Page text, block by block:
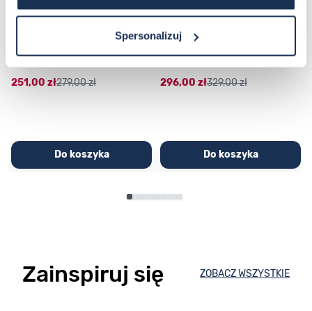
Spersonalizuj
CASIO Sport AE-1200WHD-
03362600
251,00 zł279,00 zł
Do koszyka
Casio Sport AQ-230GA-
9DMQYES
03311457
296,00 zł329,00 zł
Do koszyka
Zainspiruj się ZOBACZ WSZYSTKIE